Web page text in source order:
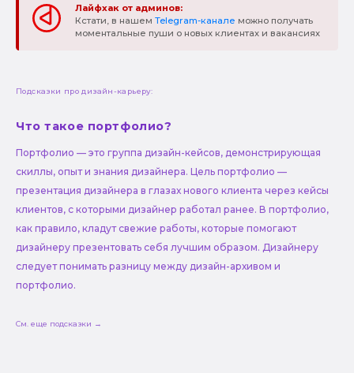
Лайфхак от админов:
Кстати, в нашем Telegram-канале можно получать
моментальные пуши о новых клиентах и вакансиях
Подсказки про дизайн-карьеру:
Что такое портфолио?
Портфолио — это группа дизайн-кейсов, демонстрирующая
скиллы, опыт и знания дизайнера. Цель портфолио —
презентация дизайнера в глазах нового клиента через кейсы
клиентов, с которыми дизайнер работал ранее. В портфолио,
как правило, кладут свежие работы, которые помогают
дизайнеру презентовать себя лучшим образом. Дизайнеру
следует понимать разницу между дизайн-архивом и
портфолио.
См. еще подсказки →